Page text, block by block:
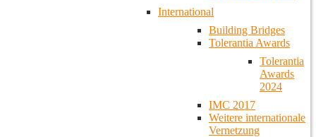
International
Building Bridges
Tolerantia Awards
Tolerantia
Awards
2024
IMC 2017
Weitere internationale
Vernetzung